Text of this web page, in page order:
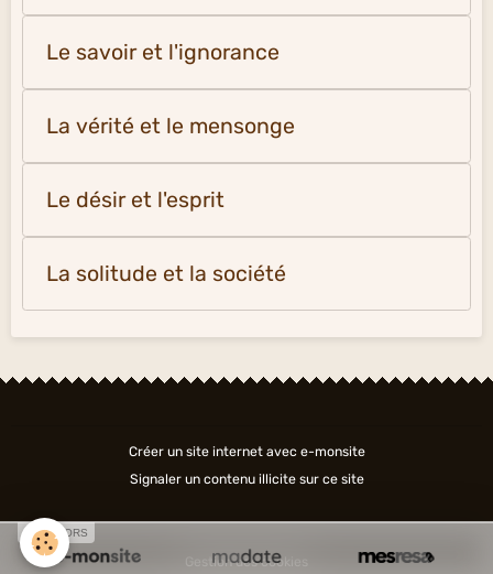
Le savoir et l'ignorance
La vérité et le mensonge
Le désir et l'esprit
La solitude et la société
Créer un site internet avec e-monsite
Signaler un contenu illicite sur ce site
Gestion des cookies
SPONSORS